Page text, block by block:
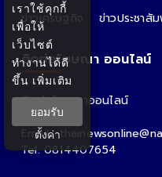
ข่าวเศรษฐกิจ
ข่าวประชาสั
ติดต่อโฆษณา ออนไลน์
ติดต่อโฆษณาออนไลน์
คุณอ้อ
Email :
Tel: 0814407654
เราใช้คุกกี้
เพื่อให้
เว็บไซต์
ทำงานได้ดี
ขึ้น เพิ่มเติม
ยอมรับ
ตั้งค่า